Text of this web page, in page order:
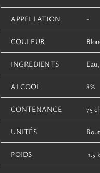
APPELLATION -
COULEUR
INGREDIENTS
ALCOOL 8%
CONTENANCE 75
UNITÉS
POIDS 1.5